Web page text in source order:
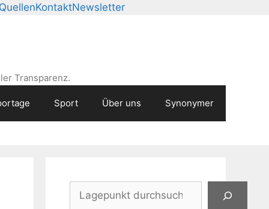
KontaktNewsletter
Transparenz.
Sport Über uns Synonymer
Suchen